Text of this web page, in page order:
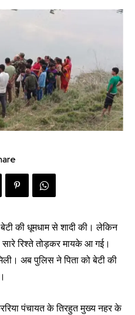
की धूमधाम से शादी की। लेकिन
रिश्ते तोड़कर मायके आ गई।
अब पुलिस ने पिता को बेटी की
पंचायत के तिरहुत मुख्य नहर के